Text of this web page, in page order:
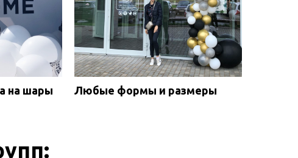
на шары Любые формы и размеры